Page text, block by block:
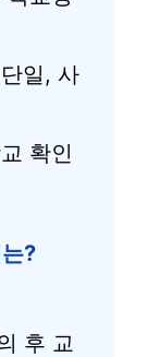
일, 사
확인
?
후 교